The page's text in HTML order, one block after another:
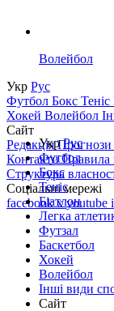
Волейбол
Укр Рус
Футбол Бокс Теніс
Хокей Волейбол
Сайт
РедакціяПрогнози
КонтактиПравила
Структура
Соціальні мережі
facebookxyoutube
УкрРус
Футбол
Бокс
Теніс
Біатлон
Легка
Футзал
Баскетбол
Хокей
Волейбол
Інші види
Сайт